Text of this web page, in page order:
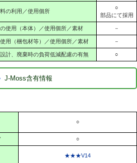
の利用／使用個所
○
部品にて採用
使用（本体）／使用個所／素材 －
用（梱包材等）／使用個所／素材 －
計、廃棄時の負荷低減配慮の有無 ○
J-Moss含有情報
○
○
★★★V14